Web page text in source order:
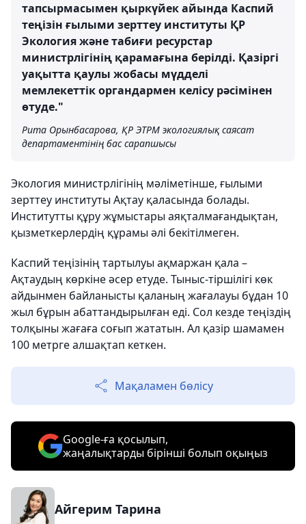
тапсырмасымен қыркүйек айында Каспий
теңізін ғылыми зерттеу институты ҚР
Экология және табиғи ресурстар
министрлігінің қарамағына берілді. Қазіргі
уақытта қаулы жобасы мүдделі
мемлекеттік органдармен келісу рәсімінен
өтуде."
Рита Орынбасарова, ҚР ЭТРМ экологиялық саясат
департаментінің бас сарапшысы
Экология министрлігінің мәліметінше, ғылыми
зерттеу институты Ақтау қаласында болады.
Институтты құру жұмыстары аяқталмағандықтан,
қызметкерлердің құрамы әлі бекітілмеген.
Каспий теңізінің тартылуы ақмаржан қала –
Ақтаудың көркіне әсер етуде. Тыныс-тіршілігі көк
айдынмен байланысты қаланың жағалауы бұдан 10
жыл бұрын абаттандырылған еді. Сол кезде теңіздің
толқыны жағаға соғып жататын. Ал қазір шамамен
100 метрге алшақтап кеткен.
Мақаламен бөлісу
Google-ға қосылып,
жаңалықтарды бірінші болып оқыңыз
Айгерим Тарина